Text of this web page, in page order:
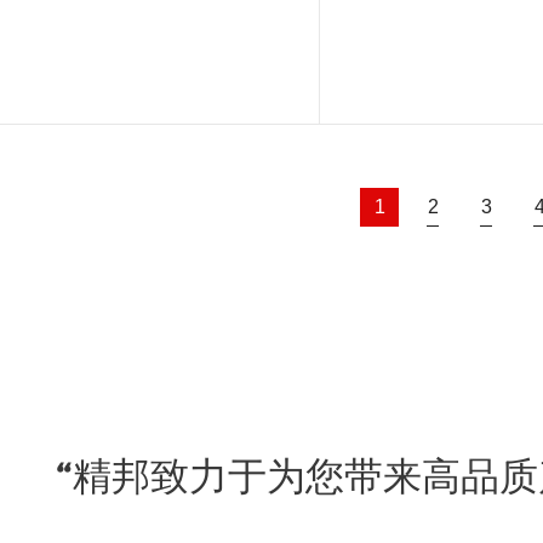
1 2 3
“精邦致力于为您带来高品